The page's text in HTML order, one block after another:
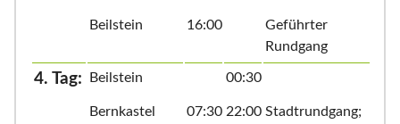
Beilstein 16:00
Geführter
Rundgang
4. Tag: Beilstein 00:30
Bernkastel 07:30 22:00 Stadtrundgang;